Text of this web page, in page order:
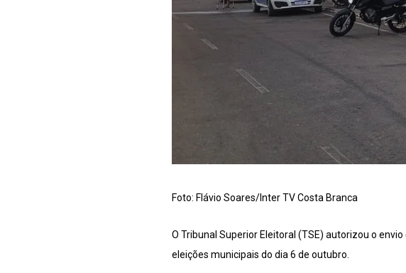
Foto: Flávio Soares/Inter TV Costa Branca
O Tribunal Superior Eleitoral (TSE) autorizou o
eleições municipais do dia 6 de outubro.